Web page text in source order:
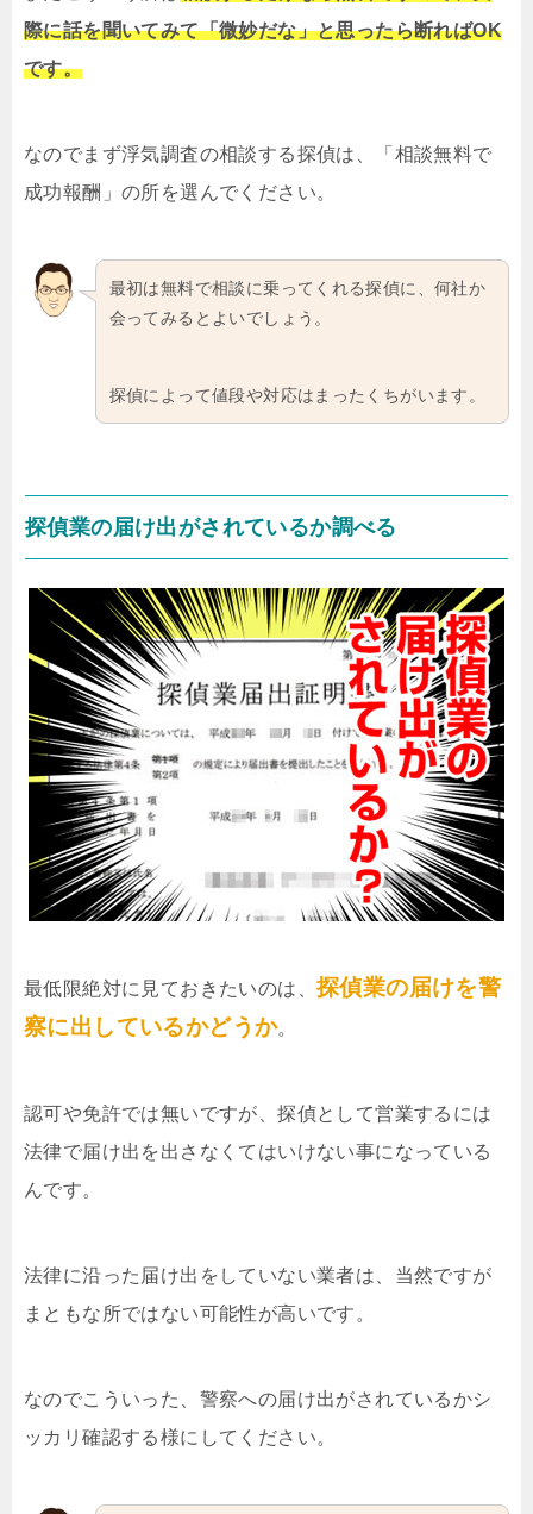
際に話を聞いてみて「微妙だな」と思ったら断ればOK
です。
なのでまず浮気調査の相談する探偵は、「相談無料で
成功報酬」の所を選んでください。
最初は無料で相談に乗ってくれる探偵に、何社か
会ってみるとよいでしょう。
探偵によって値段や対応はまったくちがいます。
探偵業の届け出がされているか調べる
最低限絶対に見ておきたいのは、 探偵業の届けを警
察に出しているかどうか。
認可や免許では無いですが、探偵として営業するには
法律で届け出を出さなくてはいけない事になっている
んです。
法律に沿った届け出をしていない業者は、当然ですが
まともな所ではない可能性が高いです。
なのでこういった、警察への届け出がされているかシ
ッカリ確認する様にしてください。